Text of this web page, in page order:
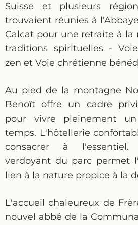
Suisse et plusieurs
trouvaient réunies à
Calcat pour une retraite à la
traditions spirituelles -
zen et Voie chrétienne
Au pied de la montagne
Benoît offre un cadre
pour vivre pleinement
temps. L'hôtellerie
consacrer à l'essentiel.
verdoyant du parc permet
lien à la nature propice à la
L'accueil chaleureux de
nouvel abbé de la